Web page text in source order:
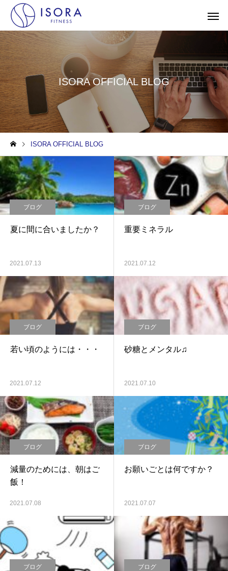
ISORA OFFICIAL BLOG
ISORA OFFICIAL BLOG
ブログ
夏に間に合いましたか？
2021.07.13
ブログ
重要ミネラル
2021.07.12
ブログ
若い頃のようには・・・
2021.07.12
ブログ
砂糖とメンタル♫
2021.07.10
ブログ
減量のためには、朝はご
飯！
2021.07.08
ブログ
お願いごとは何ですか？
2021.07.07
ブログ ブログ